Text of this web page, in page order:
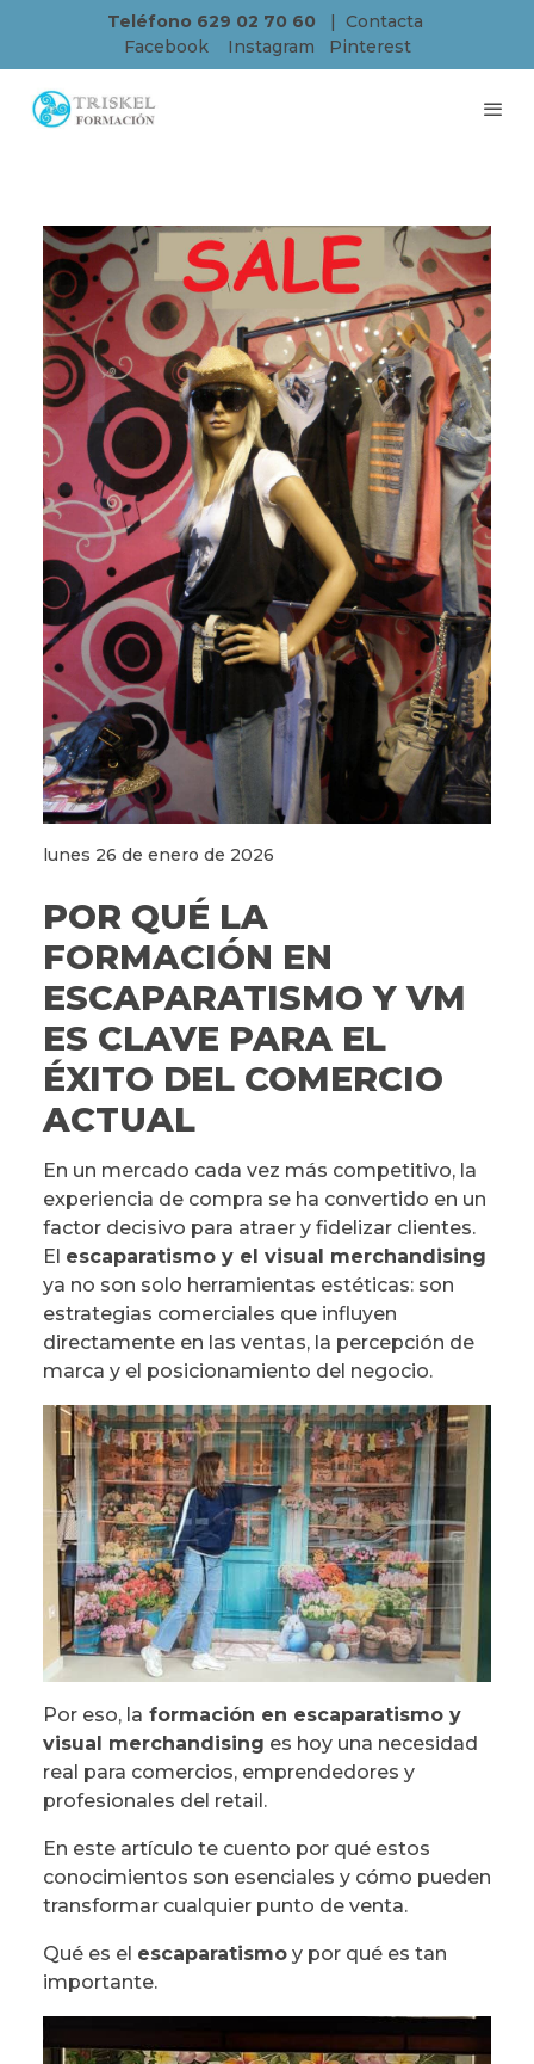
Teléfono 629 02 70 60 | Contacta
Facebook
Instagram Pinterest
lunes 26 de enero de 2026
POR QUÉ LA
FORMACIÓN EN
ESCAPARATISMO Y VM
ES CLAVE PARA EL
ÉXITO DEL COMERCIO
ACTUAL
En un mercado cada vez más competitivo, la
experiencia de compra se ha convertido en un
factor decisivo para atraer y fidelizar clientes.
El escaparatismo y el visual merchandising
ya no son solo herramientas estéticas: son
estrategias comerciales que influyen
directamente en las ventas, la percepción de
marca y el posicionamiento del negocio.
Por eso, la formación en escaparatismo y
visual merchandising es hoy una necesidad
real para comercios, emprendedores y
profesionales del retail.
En este artículo te cuento por qué estos
conocimientos son esenciales y cómo pueden
transformar cualquier punto de venta.
Qué es el escaparatismo y por qué es tan
importante.